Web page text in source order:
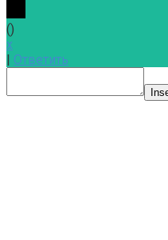
()
x
| Ответить